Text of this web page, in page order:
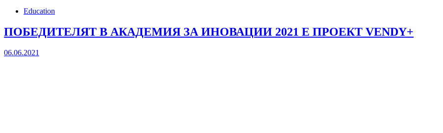
Education
ПОБЕДИТЕЛЯТ В АКАДЕМИЯ ЗА ИНОВАЦИИ 2021 Е ПРОЕКТ VENDY+
06.06.2021